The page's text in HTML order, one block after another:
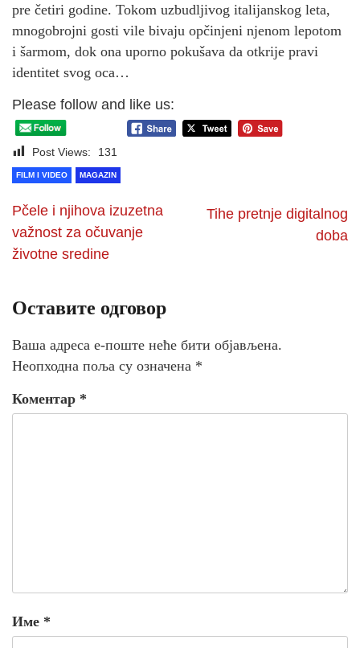
pre četiri godine. Tokom uzbudljivog italijanskog leta,
mnogobrojni gosti vile bivaju opčinjeni njenom lepotom
i šarmom, dok ona uporno pokušava da otkrije pravi
identitet svog oca…
Please follow and like us:
Post Views: 131
FILM I VIDEO MAGAZIN
Pčele i njihova izuzetna
važnost za očuvanje
životne sredine
Tihe pretnje digitalnog
doba
Оставите одговор
Ваша адреса е-поште неће бити објављена.
Неопходна поља су означена *
Коментар *
Име *